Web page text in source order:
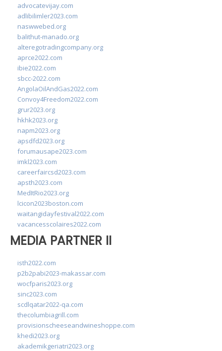
advocatevijay.com
adlibilimler2023.com
naswwebed.org
balithut-manado.org
alteregotradingcompany.org
aprce2022.com
ibie2022.com
sbcc-2022.com
AngolaOilAndGas2022.com
Convoy4Freedom2022.com
grur2023.org
hkhk2023.org
napm2023.org
apsdfd2023.org
forumausape2023.com
imkl2023.com
careerfaircsd2023.com
apsth2023.com
MedItRio2023.org
lcicon2023boston.com
waitangidayfestival2022.com
vacancesscolaires2022.com
MEDIA PARTNER II
isth2022.com
p2b2pabi2023-makassar.com
wocfparis2023.org
sinc2023.com
scdlqatar2022-qa.com
thecolumbiagrill.com
provisionscheeseandwineshoppe.com
khedi2023.org
akademikgeriatri2023.org